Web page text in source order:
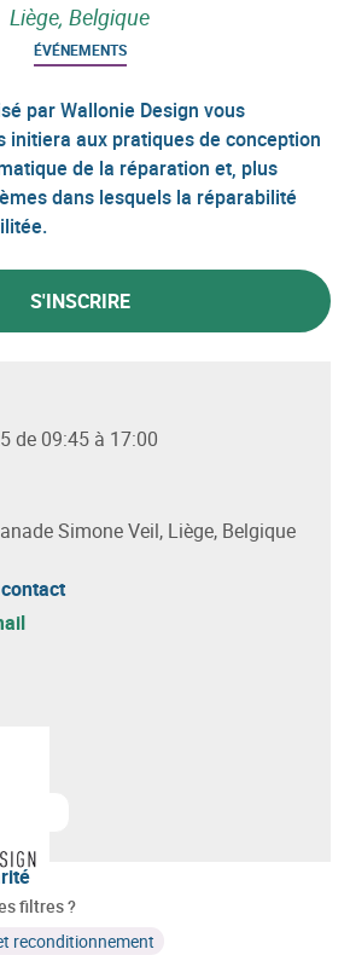
Liège, Belgique
ÉVÉNEMENTS
par Wallonie Design vous
initiera aux pratiques de conception
de la réparation et, plus
dans lesquels la réparabilité
S'INSCRIRE
de 09:45 à 17:00
Simone Veil, Liège, Belgique
filtres ?
reconditionnement